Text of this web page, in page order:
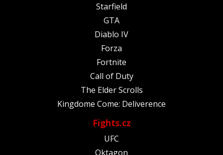
Starfield
GTA
Diablo IV
Forza
Fortnite
Call of Duty
The Elder Scrolls
Kingdome Come: Deliverence
Fights.cz
UFC
Oktagon